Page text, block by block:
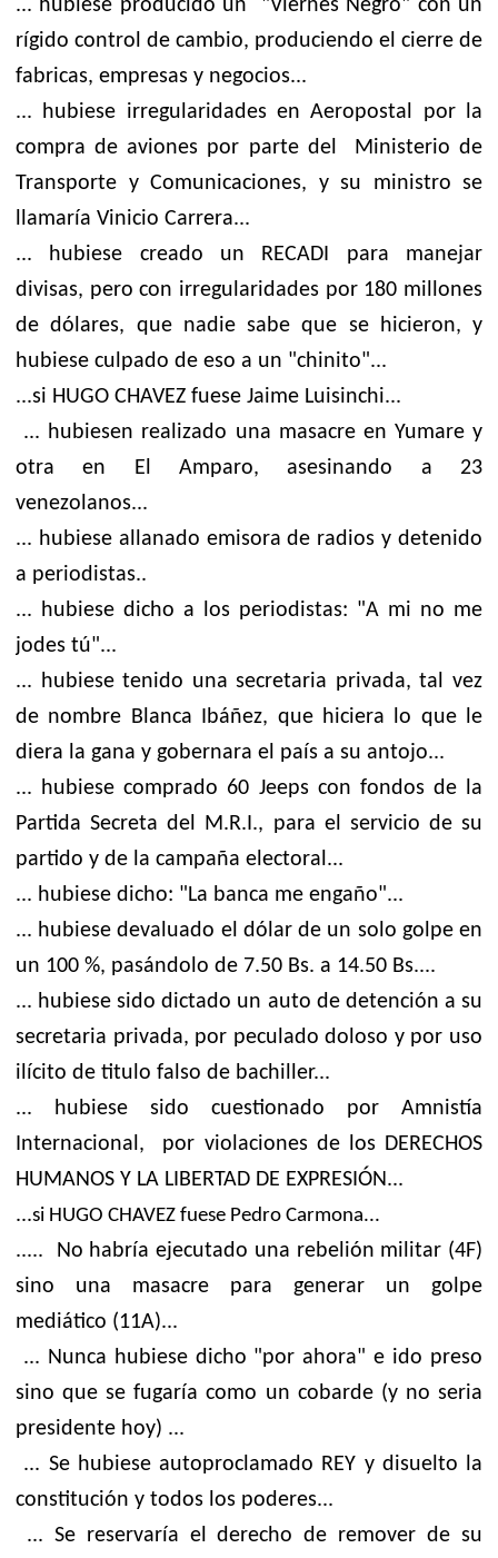
... hubiese producido un "Viernes Negro" con un
rígido control de cambio, produciendo el cierre de
fabricas, empresas y negocios...
... hubiese irregularidades en Aeropostal por la
compra de aviones por parte del Ministerio de
Transporte y Comunicaciones, y su ministro se
llamaría Vinicio Carrera...
... hubiese creado un RECADI para manejar
divisas, pero con irregularidades por 180 millones
de dólares, que nadie sabe que se hicieron, y
hubiese culpado de eso a un "chinito"...
...si HUGO CHAVEZ fuese Jaime Luisinchi...
... hubiesen realizado una masacre en Yumare y
otra en El Amparo, asesinando a 23
venezolanos...
... hubiese allanado emisora de radios y detenido
a periodistas..
... hubiese dicho a los periodistas: "A mi no me
jodes tú"...
... hubiese tenido una secretaria privada, tal vez
de nombre Blanca Ibáñez, que hiciera lo que le
diera la gana y gobernara el país a su antojo...
... hubiese comprado 60 Jeeps con fondos de la
Partida Secreta del M.R.I., para el servicio de su
partido y de la campaña electoral...
... hubiese dicho: "La banca me engaño"...
... hubiese devaluado el dólar de un solo golpe en
un 100 %, pasándolo de 7.50 Bs. a 14.50 Bs....
... hubiese sido dictado un auto de detención a su
secretaria privada, por peculado doloso y por uso
ilícito de titulo falso de bachiller...
... hubiese sido cuestionado por Amnistía
Internacional, por violaciones de los DERECHOS
HUMANOS Y LA LIBERTAD DE EXPRESIÓN...
...si HUGO CHAVEZ fuese Pedro Carmona...
..... No habría ejecutado una rebelión militar (4F)
sino una masacre para generar un golpe
mediático (11A)...
... Nunca hubiese dicho "por ahora" e ido preso
sino que se fugaría como un cobarde (y no seria
presidente hoy) ...
... Se hubiese autoproclamado REY y disuelto la
constitución y todos los poderes...
... Se reservaría el derecho de remover de su